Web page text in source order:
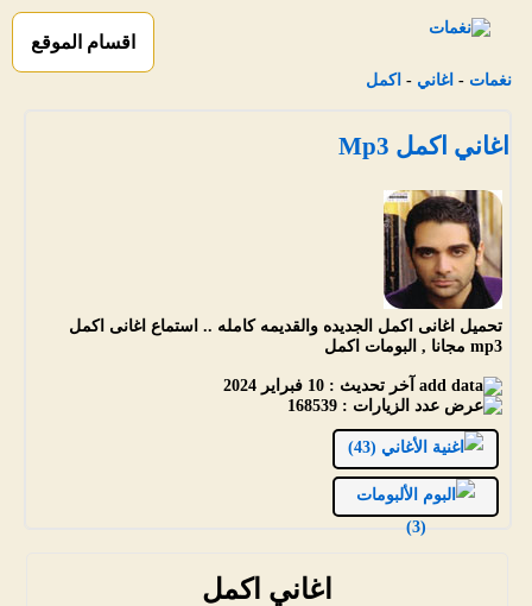
اقسام الموقع
نغمات - اغاني - اكمل
اغاني اكمل Mp3
تحميل اغانى اكمل الجديده والقديمه كامله .. استماع اغانى اكمل
mp3 مجانا , البومات اكمل
آخر تحديث : 10 فبراير 2024
عدد الزيارات : 168539
الأغاني (43)
الألبومات
(3)
اغاني اكمل